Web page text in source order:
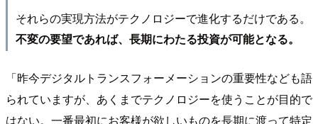
それらの実現方法がテクノロジーで進化するだけである。
不変の要望であれば、長期にわたる投資が可能となる。
「昨今デジタルトランスフォーメーションの重要性なども語
られていますが、あくまでテクノロジーを使うことが目的で
はない。一番最初にお客様が欲しいものを長期に渡って特定